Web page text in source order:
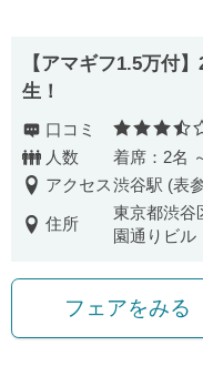
【アマギフ1.5万付
生！
口コミ
人数
着席：2名
アクセス渋谷駅 (表
住所
東京都渋
園通りビル
フェアをみる